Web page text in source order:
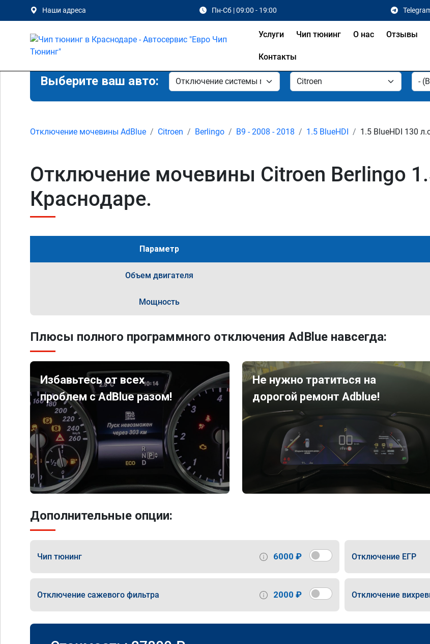
Наши адреса Пн-Сб | 09:00 - 19:00
Услуги Чип тюнинг О нас Отзывы
Контакты
Выберите ваш авто:
Отключение мочевины AdBlue Citroen Berlingo B9 - 2008 - 2018 1.5 BlueHDI 1.5 BlueHDI 130
Отключение мочевины Citroen Berlingo
Краснодаре.
Параметр
Объем двигателя
Мощность
Плюсы полного программного отключения AdBlue навсегда:
Избавьтесь от всех
проблем с AdBlue разом!
Не нужно тратиться на
дорогой ремонт Adblue!
Дополнительные опции:
Чип тюнинг 6000 ₽ Отключение ЕГР
Отключение сажевого фильтра 2000 ₽ Отключение